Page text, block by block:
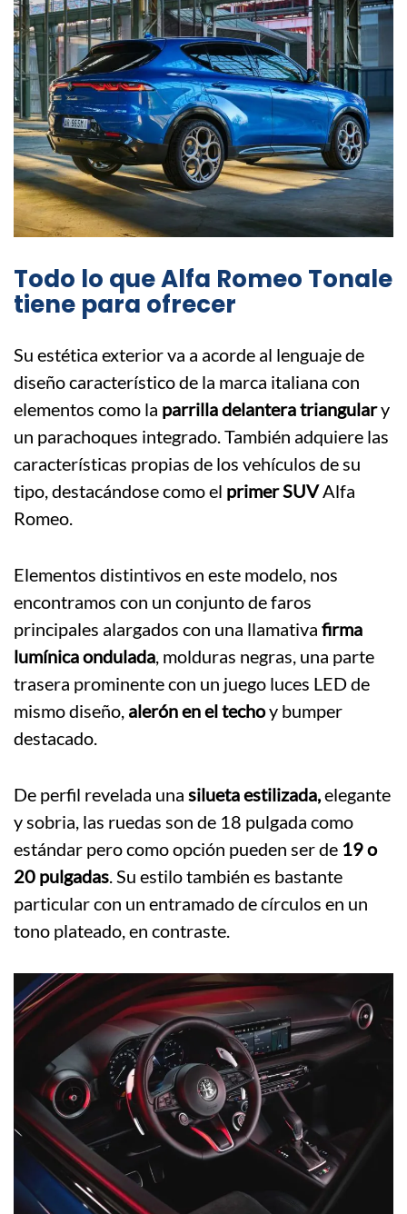
Todo lo que Alfa Romeo Tonale
tiene para ofrecer
Su estética exterior va a acorde al lenguaje de
diseño característico de la marca italiana con
elementos como la parrilla delantera triangulary
un parachoques integrado. También adquiere las
características propias de los vehículos de su
tipo, destacándose como el primer SUVAlfa
Romeo.
Elementos distintivos en este modelo, nos
encontramos con un conjunto de faros
principales alargados con una llamativa firma
lumínica ondulada , molduras negras, una parte
trasera prominente con un juego luces LED de
mismo diseño, alerón en el techoy bumper
destacado.
De perfil revelada una silueta estilizada,elegante
y sobria, las ruedas son de 18 pulgada como
estándar pero como opción pueden ser de 19 o
20 pulgadas . Su estilo también es bastante
particular con un entramado de círculos en un
tono plateado, en contraste.